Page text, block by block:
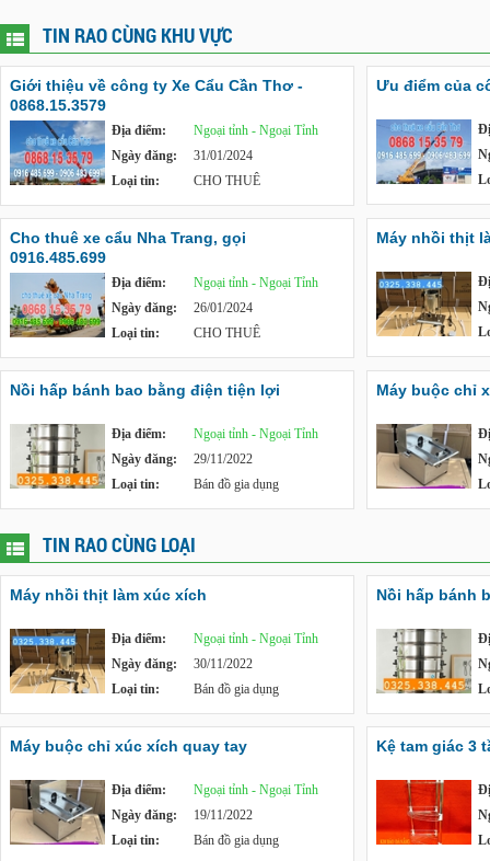
TIN RAO CÙNG KHU VỰC
Giới thiệu về công ty Xe Cẩu Cần Thơ -
0868.15.3579
Địa điểm:
Ngoại tỉnh - Ngoại Tỉnh
Ngày đăng:
31/01/2024
Loại tin:
CHO THUÊ
Ưu điểm của
Cho thuê xe cẩu Nha Trang, gọi
0916.485.699
Địa điểm:
Ngoại tỉnh - Ngoại Tỉnh
Ngày đăng:
26/01/2024
Loại tin:
CHO THUÊ
Máy nhồi thịt
Nồi hấp bánh bao bằng điện tiện lợi
Địa điểm:
Ngoại tỉnh - Ngoại Tỉnh
Ngày đăng:
29/11/2022
Loại tin:
Bán đồ gia dụng
Máy buộc chỉ
TIN RAO CÙNG LOẠI
Máy nhồi thịt làm xúc xích
Địa điểm:
Ngoại tỉnh - Ngoại Tỉnh
Ngày đăng:
30/11/2022
Loại tin:
Bán đồ gia dụng
Nồi hấp bánh
Máy buộc chỉ xúc xích quay tay
Địa điểm:
Ngoại tỉnh - Ngoại Tỉnh
Ngày đăng:
19/11/2022
Loại tin:
Bán đồ gia dụng
Kệ tam giác 3